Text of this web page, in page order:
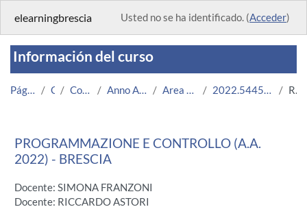
elearningbrescia Usted no se ha identificado. (Acceder)
Información del curso
Página Principal Cursos Corsi Istituzionali Anno Accademico 2022/2023 Area Economico-Statistica 2022.54451.2019.111.A000027.N0_8318 Resumen
PROGRAMMAZIONE E CONTROLLO (A.A.
2022) - BRESCIA
Docente: SIMONA FRANZONI
Docente: RICCARDO ASTORI